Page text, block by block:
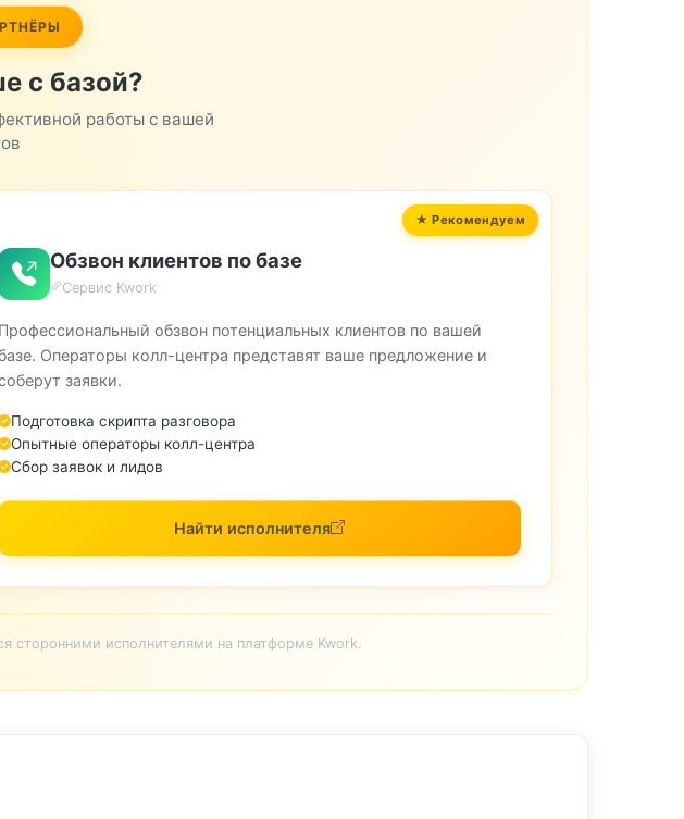
с базой?
работы с вашей
Обзвон клиентов по базе
Сервис Kwork
Профессиональный обзвон потенциальных клиентов по вашей
Операторы колл-центра представят ваше предложение и
заявки.
Подготовка скрипта разговора
Опытные операторы колл-центра
Сбор заявок и лидов
Найти исполнителя
сторонними исполнителями на платформе Kwork.